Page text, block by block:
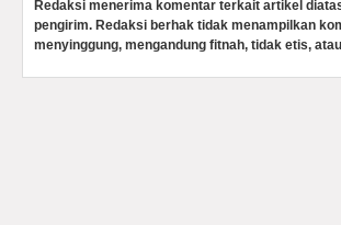
Redaksi menerima komentar terkait artikel
pengirim. Redaksi berhak tidak menampilkan
menyinggung, mengandung fitnah, tidak etis,